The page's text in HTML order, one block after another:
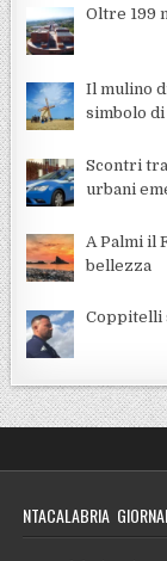
Oltre 199
Il mulino
simbolo
Scontri
urbani
A Palmi il
bellezza
Coppitelli
NTACALABRIA